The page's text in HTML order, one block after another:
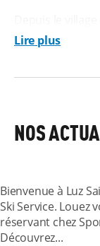
gratuites
proposant deux
pistes bleues et
quelques zones
etc. Si vous
pourrez vous
alentour.
En dehors des
Lire plus
NOS
2000
Bienvenue à Luz
Ski Service. Louez
réservant chez
Découvrez...